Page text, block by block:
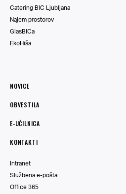
Catering BIC Ljubljana
Najem prostorov
GlasBICa
EkoHiša
NOVICE
OBVESTILA
E-UČILNICA
KONTAKTI
Intranet
Službena e-pošta
Office 365